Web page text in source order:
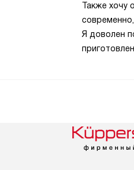
Также хочу
Я доволен